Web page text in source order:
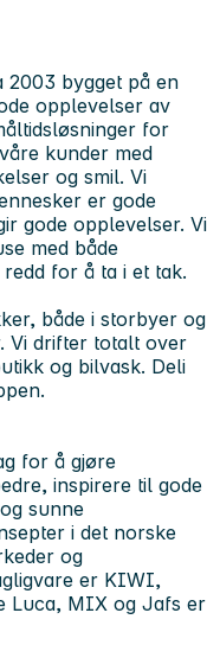
2003 bygget på en
opplevelser av
for
kunder med
og smil. Vi
er gode
gode opplevelser. Vi
med både
for å ta i et tak.
både i storbyer og
Vi drifter totalt over
og bilvask. Deli
for å gjøre
inspirere til gode
sunne
i det norske
og
er KIWI,
Luca, MIX og Jafs er